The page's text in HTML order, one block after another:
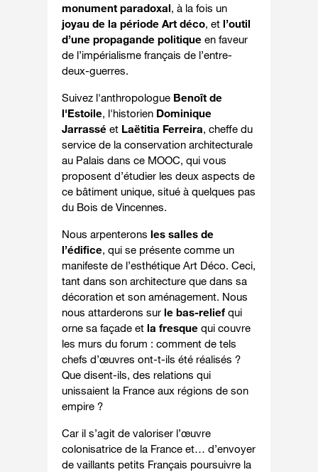
monument paradoxal, à la fois un
joyau de la période Art déco, et l’outil
d’une propagande politique en faveur
de l’impérialisme français de l’entre-
deux-guerres.
Suivez l'anthropologue Benoît de
l'Estoile, l'historien Dominique
Jarrassé et Laëtitia Ferreira, cheffe du
service de la conservation architecturale
au Palais dans ce MOOC, qui vous
proposent d’étudier les deux aspects de
ce bâtiment unique, situé à quelques pas
du Bois de Vincennes.
Nous arpenteronsles salles de
l’édifice, qui se présente comme un
manifeste de l’esthétique Art Déco. Ceci,
tant dans son architecture que dans sa
décoration et son aménagement. Nous
nous attarderons surle bas-relief qui
orne sa façade etla fresque qui couvre
les murs du forum : comment de tels
chefs d’œuvres ont-t-ils été réalisés ?
Que disent-ils, des relations qui
unissaient la France aux régions de son
empire ?
Car il s’agit de valoriser l’œuvre
colonisatrice de la France et… d’envoyer
de vaillants petits Français poursuivre la